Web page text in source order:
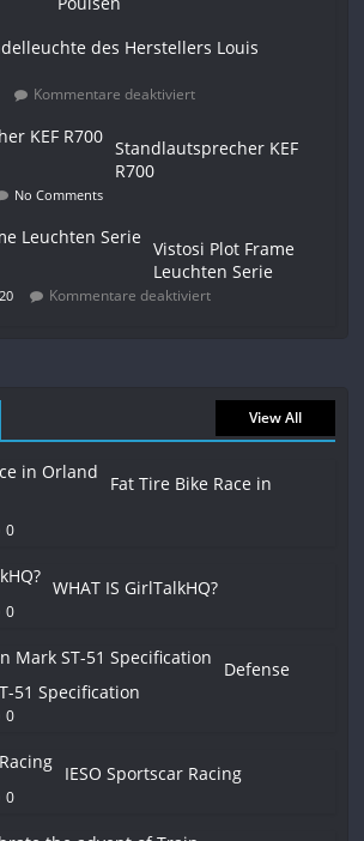
des Herstellers Louis
Kommentare deaktiviert
Standlautsprecher KEF
R700
No Comments
Vistosi Plot Frame
Leuchten Serie
Kommentare deaktiviert
View All
Fat Tire Bike Race in
0
WHAT IS GirlTalkHQ?
0
Defense
51 Specification
0
IESO Sportscar Racing
0